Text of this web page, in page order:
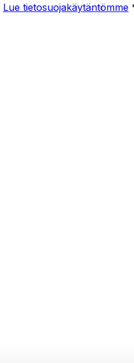
Lue tietosuojakäytäntömme